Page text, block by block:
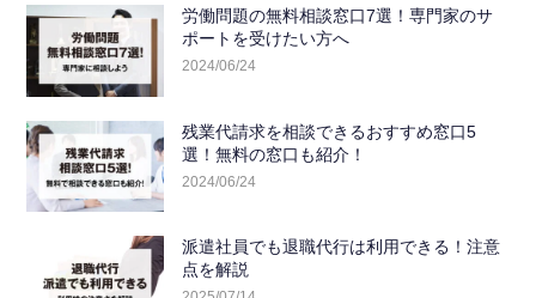
労働問題の無料相談窓口7選！専門家のサ
ポートを受けたい方へ
2024/06/24
残業代請求を相談できるおすすめ窓口5
選！無料の窓口も紹介！
2024/06/24
派遣社員でも退職代行は利用できる！注意
点を解説